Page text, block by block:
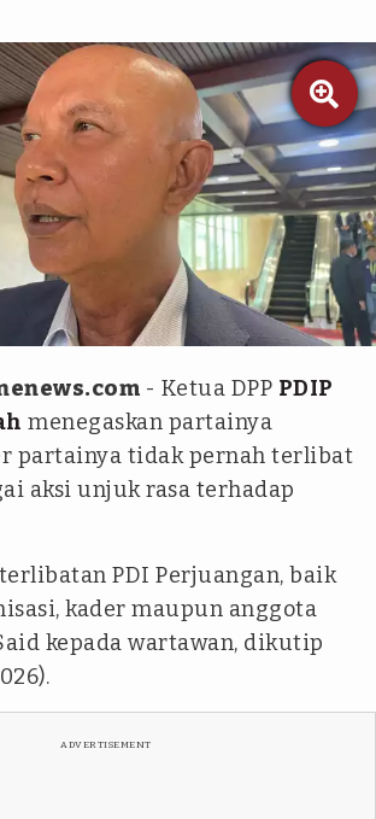

tvOnenews
- Ketua DPP PDIP
menegaskan partainya
partainya tidak pernah terlibat
aksi unjuk rasa terhadap
PDI Perjuangan, baik
kader maupun anggota
kepada wartawan, dikutip
ADVERTISEMENT